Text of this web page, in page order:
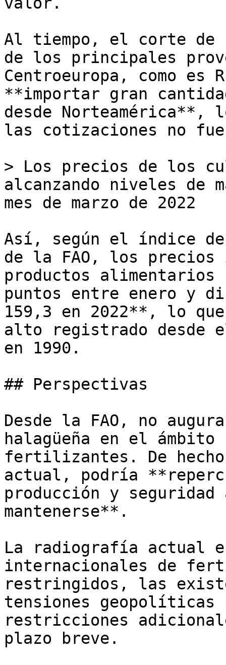
Al tiempo, el corte de
de los principales
Centroeuropa, como es
**importar gran
desde Norteamérica**,
las cotizaciones no
> Los precios de los
alcanzando niveles de
mes de marzo de 2022
Así, según el índice
de la FAO, los
productos alimentarios
puntos entre enero y
159,3 en 2022**, lo
alto registrado
en 1990.
## Perspectivas
Desde la FAO, no
halagüeña en el
fertilizantes. De
actual, podría
producción y
mantenerse**.
La radiografía actual
internacionales de
restringidos, las
tensiones geopolíticas
restricciones
plazo breve.